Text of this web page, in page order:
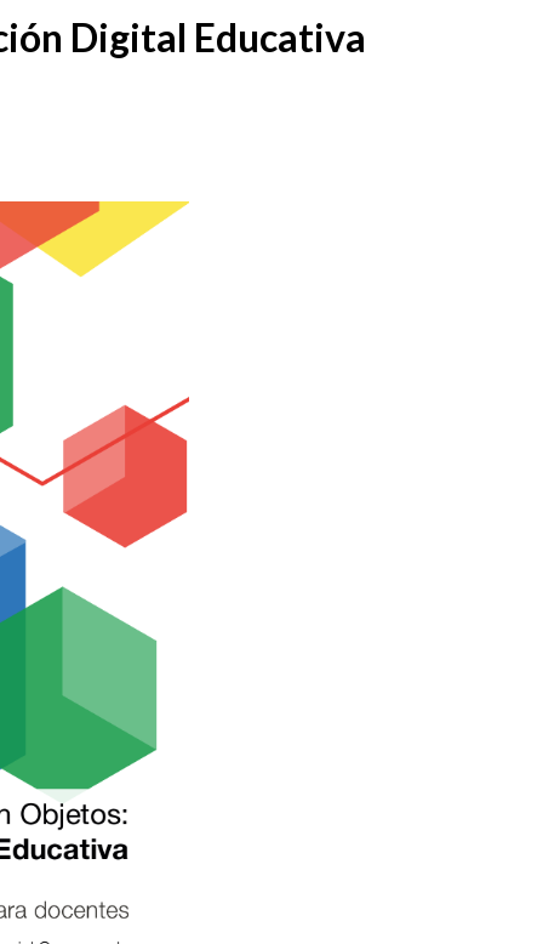
Digital Educativa